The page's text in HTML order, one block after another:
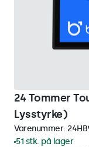
24 Tommer
Lysstyrke)
Varenummer:
51 stk. på lager